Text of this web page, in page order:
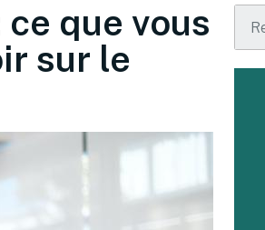
que vous
sur le